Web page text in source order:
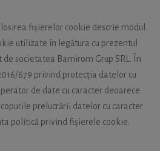
fișierelor cookie descrie modul
utilizate în legătura cu prezentul
societatea Bamirom Grup SRL. În
679 privind protecția datelor cu
de date cu caracter deoarece
prelucrării datelor cu caracter
politică privind fișierele cookie.